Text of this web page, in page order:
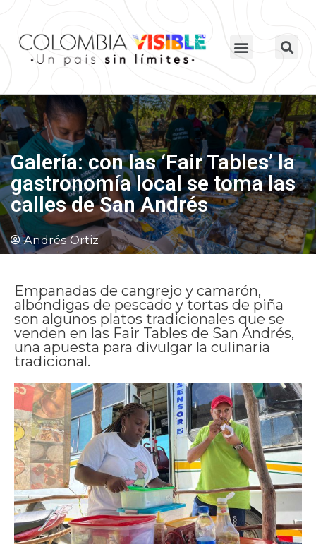
Galería: con las ‘Fair Tables’ la
gastronomía local se toma las
calles de San Andrés
Andrés Ortiz
Empanadas de cangrejo y camarón,
albóndigas de pescado y tortas de piña
son algunos platos tradicionales que se
venden en las Fair Tables de San Andrés,
una apuesta para divulgar la culinaria
tradicional.